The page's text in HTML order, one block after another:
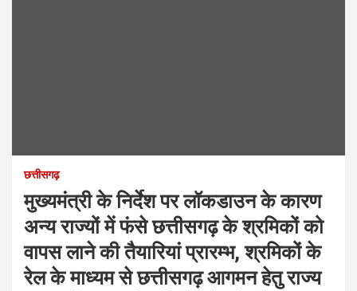
छत्तीसगढ़
मुख्यमंत्री के निर्देश पर लॉकडाउन के कारण
अन्य राज्यों में फंसे छत्तीसगढ़ के श्रमिकों को
वापस लाने की तैयारियां प्रारम्भ, श्रमिकों के
रेल के माध्यम से छत्तीसगढ़ आगमन हेतु राज्य